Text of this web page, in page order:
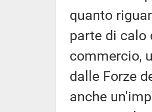
quanto
parte di calo
commercio,
dalle Forze
anche